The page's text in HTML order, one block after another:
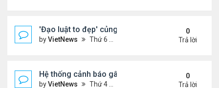
'Đạo luật to đẹp' củng cố quyền lực của ông
byVietNews Thứ 6 Tháng 7 11, 2025 8:45 am
0
Trả lời
Hệ thống cảnh báo gây tranh cãi trong thảm kịch
byVietNews Thứ 4 Tháng 7 09, 2025 5:42 pm
0
Trả lời